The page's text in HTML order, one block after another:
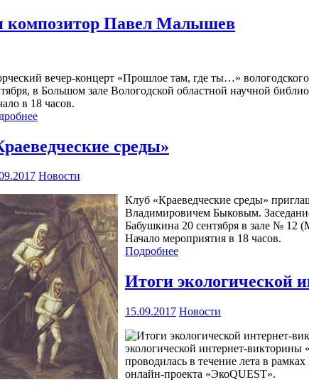
композитор Павел Малышев
вечер-концерт «Прошлое там, где ты…»
в Большом зале Вологодской областной научной
в 18 часов.
среды»
Новости
Клуб «Краеведческие среды»
Владимировичем Быковым.
Бабушкина 20 сентября в зале № 12
Начало мероприятия в 18 часов.
Подробнее
Итоги экологической
15.09.2017 Новости
экологической интернет-
проводилась в течение лета в
онлайн-проекта «ЭкоQUEST».